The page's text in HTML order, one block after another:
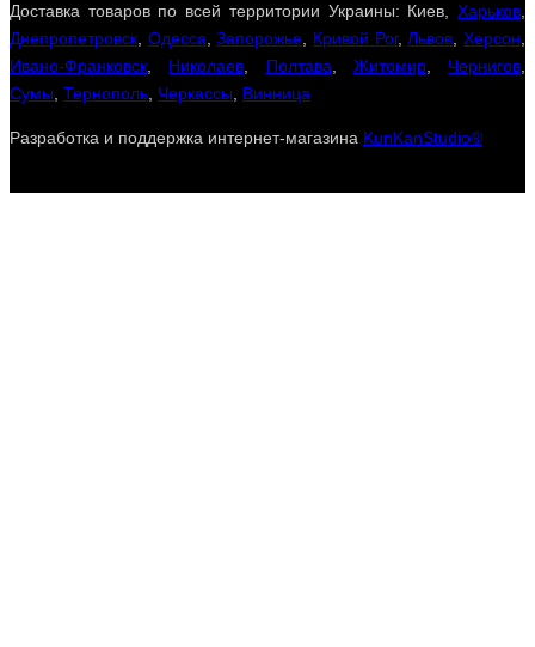
Доставка товаров по всей территории Украины: Киев, Харьков
Днепропетровск Одесса ,Запорожье Кривой Рог,Львов ,Херсон
Ивано-Франковск
Николаев Полтава Житомир, Чернигов
Сумы Тернополь Черкассы Винница
Разработка и поддержка интернет-магазина KunKanStudio®